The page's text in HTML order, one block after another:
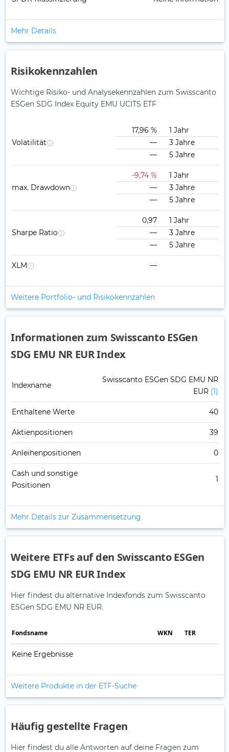
Mehr Details
Risikokennzahlen
Wichtige Risiko- und Analysekennzahlen zum Swisscanto
ESGen SDG Index Equity EMU UCITS ETF
Volatilität
17,96 %
1 Jahr
—
3 Jahre
—
5 Jahre
max. Drawdown
-9,74 %
1 Jahr
—
3 Jahre
—
5 Jahre
Sharpe Ratio
0,97
1 Jahr
—
3 Jahre
—
5 Jahre
XLM —
Weitere Portfolio- und Risikokennzahlen
Informationen zum Swisscanto ESGen
SDG EMU NR EUR Index
Indexname
Swisscanto ESGen SDG EMU NR
EUR (1)
Enthaltene Werte 40
Aktienpositionen 39
Anleihenpositionen 0
Cash und sonstige
Positionen
1
Mehr Details zur Zusammensetzung
Weitere ETFs auf den Swisscanto ESGen
SDG EMU NR EUR Index
Hier findest du alternative Indexfonds zum Swisscanto
ESGen SDG EMU NR EUR.
Fonds­name WKN TER
Keine Ergebnisse
Weitere Produkte in der ETF-Suche
Häufig gestellte Fragen
Hier findest du alle Antworten auf deine Fragen zum